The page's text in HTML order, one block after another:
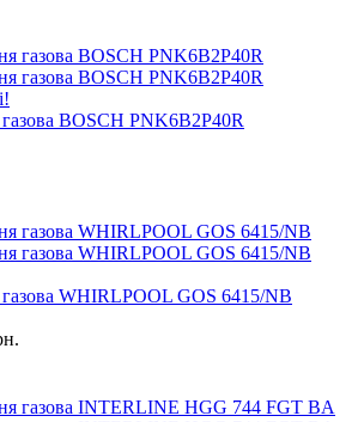
BOSCH PNK6B2P40R
WHIRLPOOL GOS 6415/NB